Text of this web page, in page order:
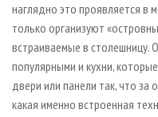
наглядно это проявляется в
только организуют
встраиваемые в столешницу.
популярными и кухни,
двери или панели так, что
какая именно встроенная